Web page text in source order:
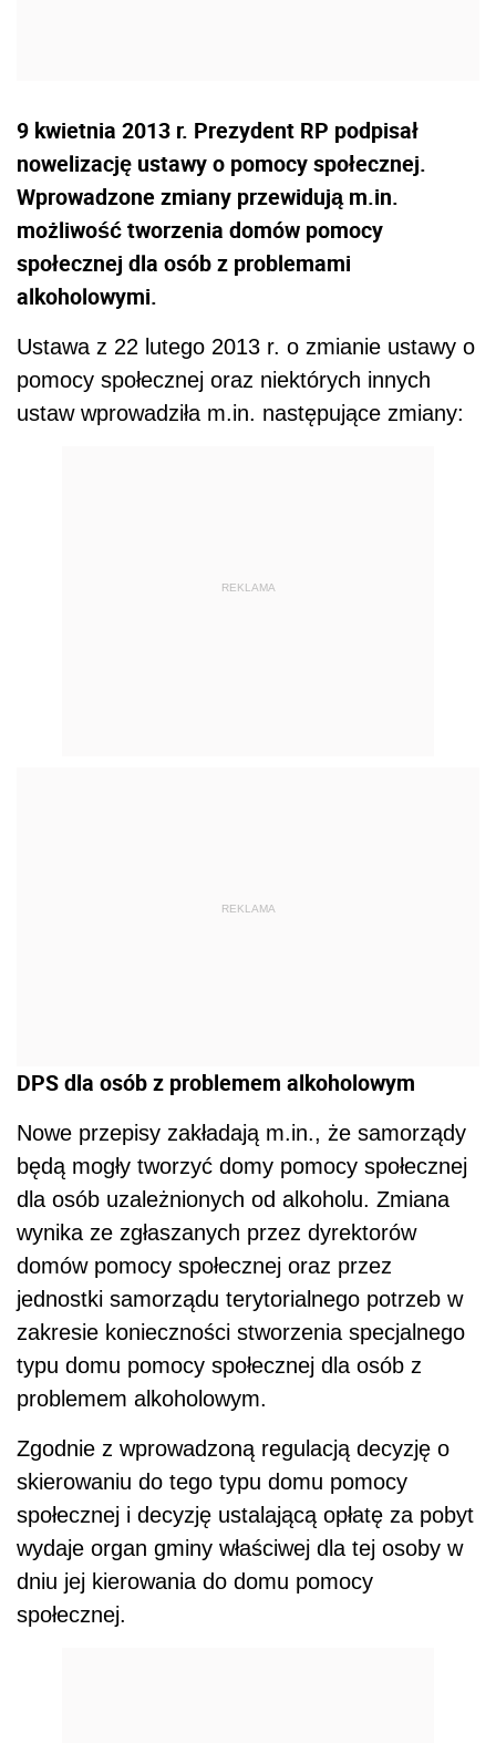
9 kwietnia 2013 r. Prezydent RP podpisał
nowelizację ustawy o pomocy społecznej.
Wprowadzone zmiany przewidują m.in.
możliwość tworzenia domów pomocy
społecznej dla osób z problemami
alkoholowymi.
Ustawa z 22 lutego 2013 r. o zmianie ustawy o
pomocy społecznej oraz niektórych innych
ustaw wprowadziła m.in. następujące zmiany:
REKLAMA
REKLAMA
DPS dla osób z problemem alkoholowym
Nowe przepisy zakładają m.in., że samorządy
będą mogły tworzyć domy pomocy społecznej
dla osób uzależnionych od alkoholu. Zmiana
wynika ze zgłaszanych przez dyrektorów
domów pomocy społecznej oraz przez
jednostki samorządu terytorialnego potrzeb w
zakresie konieczności stworzenia specjalnego
typu domu pomocy społecznej dla osób z
problemem alkoholowym.
Zgodnie z wprowadzoną regulacją decyzję o
skierowaniu do tego typu domu pomocy
społecznej i decyzję ustalającą opłatę za pobyt
wydaje organ gminy właściwej dla tej osoby w
dniu jej kierowania do domu pomocy
społecznej.